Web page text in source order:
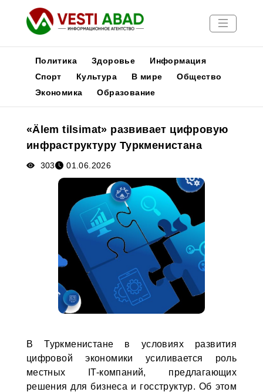
Новости
Медиа
Афиша
Политика Здоровье
Информация
Спорт
Культура В мире
Общество
Экономика
Образование
«Älem tilsimat» развивает цифровую
инфраструктуру Туркменистана
303 01.06.2026
В Туркменистане в условиях развития
цифровой экономики усиливается роль
местных IT-компаний, предлагающих
решения для бизнеса и госструктур. Об этом